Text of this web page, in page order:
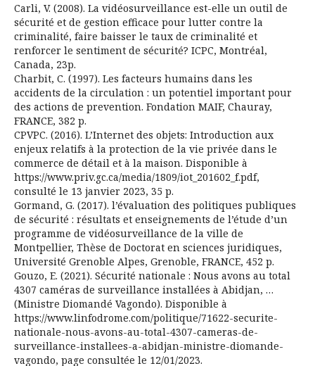
Carli, V. (2008). La vidéosurveillance est-elle un outil de
sécurité et de gestion efficace pour lutter contre la
criminalité, faire baisser le taux de criminalité et
renforcer le sentiment de sécurité? ICPC, Montréal,
Canada, 23p.
Charbit, C. (1997). Les facteurs humains dans les
accidents de la circulation : un potentiel important pour
des actions de prevention. Fondation MAIF, Chauray,
FRANCE, 382 p.
CPVPC. (2016). L’Internet des objets: Introduction aux
enjeux relatifs à la protection de la vie privée dans le
commerce de détail et à la maison. Disponible à
https://www.priv.gc.ca/media/1809/iot_201602_f.pdf,
consulté le 13 janvier 2023, 35 p.
Gormand, G. (2017). l’évaluation des politiques publiques
de sécurité : résultats et enseignements de l’étude d’un
programme de vidéosurveillance de la ville de
Montpellier, Thèse de Doctorat en sciences juridiques,
Université Grenoble Alpes, Grenoble, FRANCE, 452 p.
Gouzo, E. (2021). Sécurité nationale : Nous avons au total
4307 caméras de surveillance installées à Abidjan, …
(Ministre Diomandé Vagondo). Disponible à
https://www.linfodrome.com/politique/71622-securite-
nationale-nous-avons-au-total-4307-cameras-de-
surveillance-installees-a-abidjan-ministre-diomande-
vagondo, page consultée le 12/01/2023.